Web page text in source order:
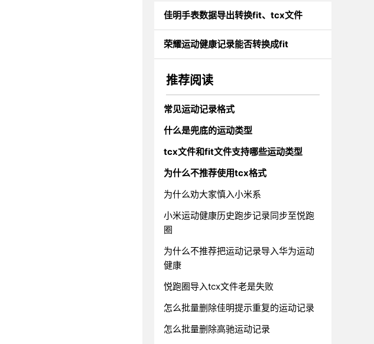
佳明手表数据导出转换fit、tcx文件
荣耀运动健康记录能否转换成fit
推荐阅读
常见运动记录格式
什么是兜底的运动类型
tcx文件和fit文件支持哪些运动类型
为什么不推荐使用tcx格式
为什么劝大家慎入小米系
小米运动健康历史跑步记录同步至悦跑
圈
为什么不推荐把运动记录导入华为运动
健康
悦跑圈导入tcx文件老是失败
怎么批量删除佳明提示重复的运动记录
怎么批量删除高驰运动记录